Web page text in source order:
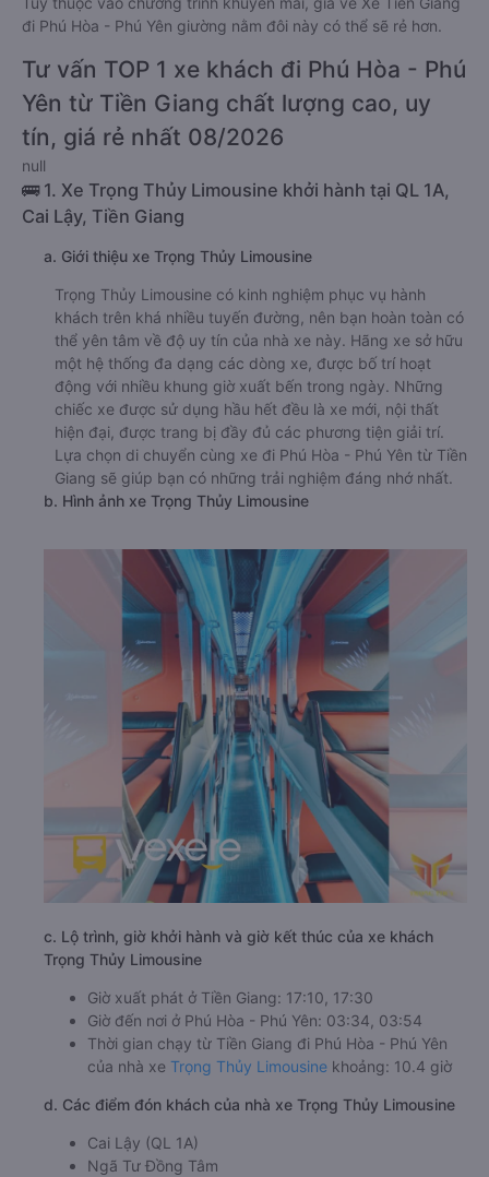
đi Phú Hòa - Phú Yên giường nằm đôi này có thể sẽ rẻ hơn.
Tư vấn TOP 1 xe khách đi Phú Hòa - Phú
Yên từ Tiền Giang chất lượng cao, uy
tín, giá rẻ nhất 08/2026
null
🚌 1. Xe Trọng Thủy Limousine khởi hành tại QL 1A,
Cai Lậy, Tiền Giang
a. Giới thiệu xe Trọng Thủy Limousine
Trọng Thủy Limousine có kinh nghiệm phục vụ hành
khách trên khá nhiều tuyến đường, nên bạn hoàn toàn có
thể yên tâm về độ uy tín của nhà xe này. Hãng xe sở hữu
một hệ thống đa dạng các dòng xe, được bố trí hoạt
động với nhiều khung giờ xuất bến trong ngày. Những
chiếc xe được sử dụng hầu hết đều là xe mới, nội thất
hiện đại, được trang bị đầy đủ các phương tiện giải trí.
Lựa chọn di chuyển cùng xe đi Phú Hòa - Phú Yên từ Tiền
Giang sẽ giúp bạn có những trải nghiệm đáng nhớ nhất.
b. Hình ảnh xe Trọng Thủy Limousine
c. Lộ trình, giờ khởi hành và giờ kết thúc của xe khách
Trọng Thủy Limousine
Giờ xuất phát ở Tiền Giang: 17:10, 17:30
Giờ đến nơi ở Phú Hòa - Phú Yên: 03:34, 03:54
Thời gian chạy từ Tiền Giang đi Phú Hòa - Phú Yên
của nhà xe Trọng Thủy Limousine khoảng: 10.4 giờ
d. Các điểm đón khách của nhà xe Trọng Thủy Limousine
Cai Lậy (QL 1A)
Ngã Tư Đồng Tâm